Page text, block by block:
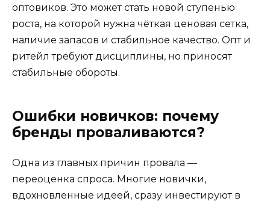
оптовиков. Это может стать новой ступенью
роста, на которой нужна чёткая ценовая сетка,
наличие запасов и стабильное качество. Опт и
ритейл требуют дисциплины, но приносят
стабильные обороты.
Ошибки новичков: почему
бренды проваливаются?
Одна из главных причин провала —
переоценка спроса. Многие новички,
вдохновленные идеей, сразу инвестируют в